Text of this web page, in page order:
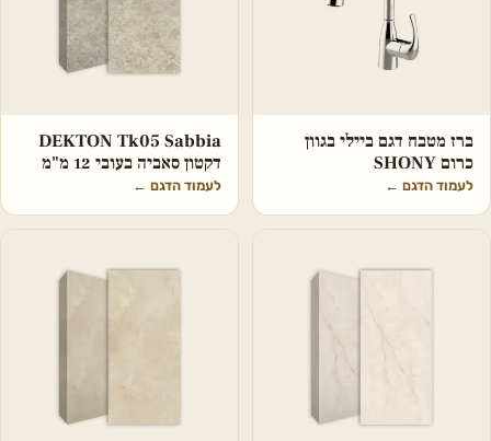
ברז מטבח דגם ביילי בגוון
כרום SHONY
לעמוד הדגם ←
DEKTON Tk05 Sabbia
דקטון סאביה בעובי 12 מ"מ
לעמוד הדגם ←